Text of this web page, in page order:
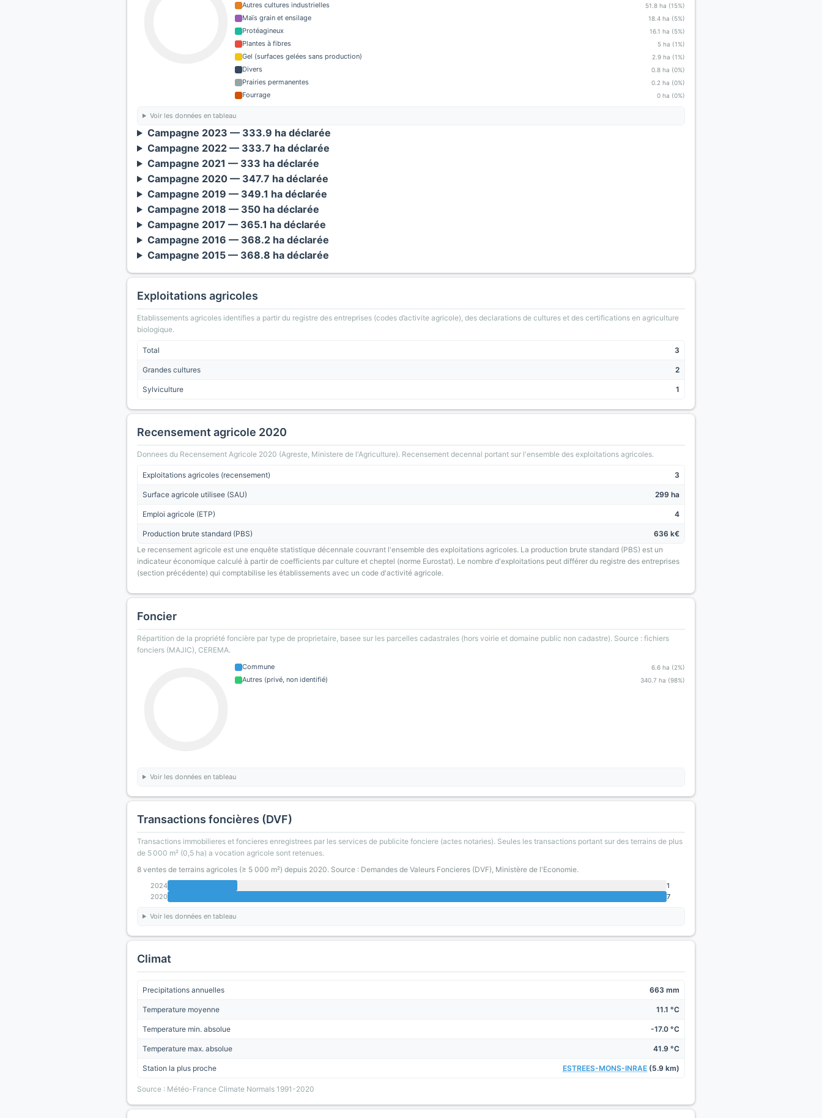
Autres cultures industrielles 51.8 ha (15%)
Maïs grain et ensilage 18.4 ha (5%)
Protéagineux 16.1 ha (5%)
Plantes à fibres 5 ha (1%)
Gel (surfaces gelées sans production) 2.9 ha (1%)
Divers 0.8 ha (0%)
Prairies permanentes 0.2 ha (0%)
Fourrage 0 ha (0%)
Voir les données en tableau
Campagne 2023 — 333.9 ha déclarée
Campagne 2022 — 333.7 ha déclarée
Campagne 2021 — 333 ha déclarée
Campagne 2020 — 347.7 ha déclarée
Campagne 2019 — 349.1 ha déclarée
Campagne 2018 — 350 ha déclarée
Campagne 2017 — 365.1 ha déclarée
Campagne 2016 — 368.2 ha déclarée
Campagne 2015 — 368.8 ha déclarée
Exploitations agricoles
Etablissements agricoles identifies a partir du registre des entreprises (codes d’activite agricole), des declarations de cultures et des certifications en agriculture
biologique.
Total 3
Grandes cultures 2
Sylviculture 1
Recensement agricole 2020
Donnees du Recensement Agricole 2020 (Agreste, Ministere de l'Agriculture). Recensement decennal portant sur l'ensemble des exploitations agricoles.
Exploitations agricoles (recensement) 3
Surface agricole utilisee (SAU) 299 ha
Emploi agricole (ETP) 4
Production brute standard (PBS)
636 k€
Le recensement agricole est une enquête statistique décennale couvrant l'ensemble des exploitations agricoles. La production brute standard (PBS) est un
indicateur économique calculé à partir de coefficients par culture et cheptel (norme Eurostat). Le nombre d'exploitations peut différer du registre des entreprises
(section précédente) qui comptabilise les établissements avec un code d'activité agricole.
Foncier
Répartition de la propriété foncière par type de proprietaire, basee sur les parcelles cadastrales (hors voirie et domaine public non cadastre). Source : fichiers
fonciers (MAJIC), CEREMA.
Commune 6.6 ha (2%)
Autres (privé, non identifié) 340.7 ha (98%)
Voir les données en tableau
Transactions foncières (DVF)
Transactions immobilieres et foncieres enregistrees par les services de publicite fonciere (actes notaries). Seules les transactions portant sur des terrains de plus
de 5 000 m² (0,5 ha) a vocation agricole sont retenues.
8 ventes de terrains agricoles (≥ 5 000 m²) depuis 2020. Source : Demandes de Valeurs Foncieres (DVF), Ministère de l'Economie.
2024
1
2020
7
Voir les données en tableau
Climat
Precipitations annuelles 663 mm
Temperature moyenne 11.1 °C
Temperature min. absolue -17.0 °C
Temperature max. absolue 41.9 °C
Station la plus proche ESTREES-MONS-INRAE (5.9 km)
Source : Météo-France Climate Normals 1991-2020